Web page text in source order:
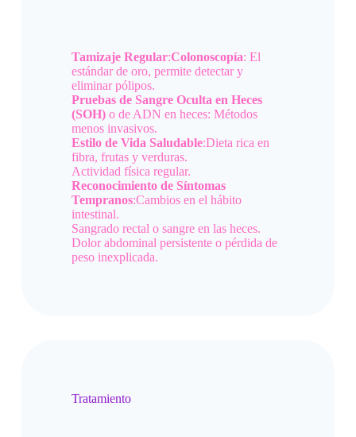
Tamizaje Regular:Colonoscopía: El
estándar de oro, permite detectar y
eliminar pólipos.
Pruebas de Sangre Oculta en Heces
(SOH) o de ADN en heces: Métodos
menos invasivos.
Estilo de Vida Saludable:Dieta rica en
fibra, frutas y verduras.
Actividad física regular.
Reconocimiento de Síntomas
Tempranos:Cambios en el hábito
intestinal.
Sangrado rectal o sangre en las heces.
Dolor abdominal persistente o pérdida de
peso inexplicada.
Tratamiento